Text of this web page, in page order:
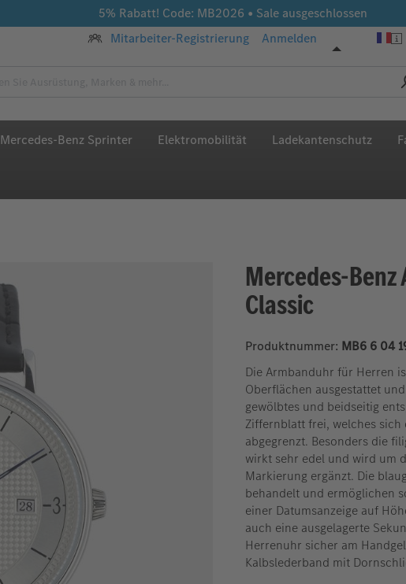
5% Rabatt! Code: MB2026 • Sale ausgeschlossen
Mitarbeiter-Registrierung
Anmelden
Mercedes-Benz Sprinter Elektromobilität Ladekantenschutz
Mercedes-
Classic
Produktnummer: MB6 6 04
Die Armbanduhr für Herren
Oberflächen ausgestattet
gewölbtes und beidseitig
Ziffernblatt frei, welches
abgegrenzt. Besonders die
wirkt sehr edel und wird um
Markierung ergänzt. Die
behandelt und ermöglichen
einer Datumsanzeige auf
auch eine ausgelagerte
Herrenuhr sicher am
Kalbslederband mit